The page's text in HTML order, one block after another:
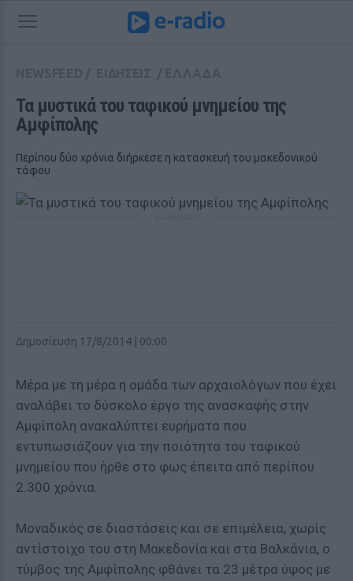
Τα μυστικά του ταφικού μνημείου της
Αμφίπολης
Περίπου δύο χρόνια διήρκεσε η κατασκευή του μακεδονικού
τάφου
Δημοσίευση 17/8/2014 | 00:00
Μέρα με τη μέρα η ομάδα των αρχαιολόγων που έχει
αναλάβει το δύσκολο έργο της ανασκαφής στην
Αμφίπολη ανακαλύπτει ευρήματα που
εντυπωσιάζουν για την ποιότητα του ταφικού
μνημείου που ήρθε στο φως έπειτα από περίπου
2.300 χρόνια.
Μοναδικός σε διαστάσεις και σε επιμέλεια, χωρίς
αντίστοιχο του στη Μακεδονία και στα Βαλκάνια, ο
τύμβος της Αμφίπολης φθάνει τα 23 μέτρα ύψος με